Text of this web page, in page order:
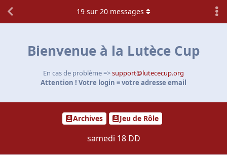
Bienvenue à la Lutèce Cup
En cas de problème =>support@lutececup.org
Attention ! Votre login = votre adresse email
Archives Jeu de Rôle
samedi 18 DD
19 sur 20 messages